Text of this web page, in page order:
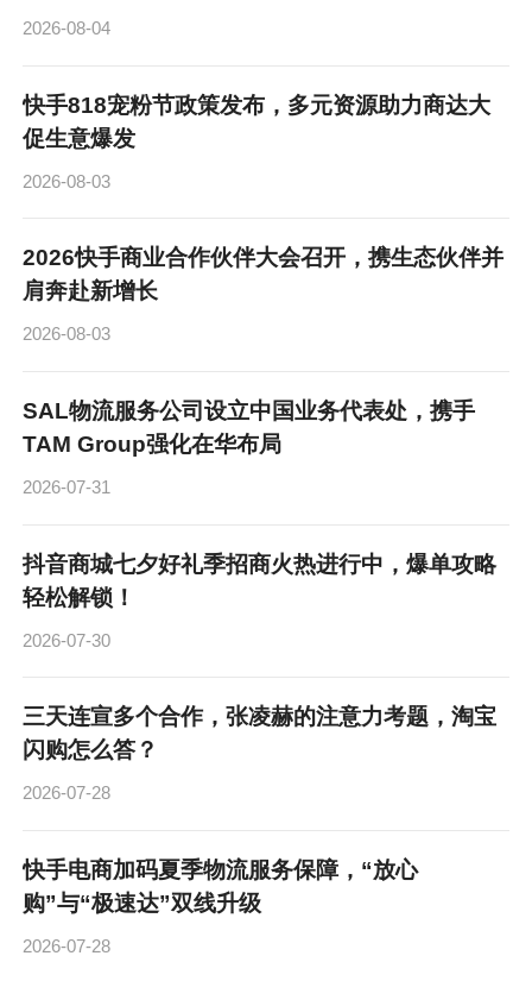
2026-08-04
快手818宠粉节政策发布，多元资源助力商达大
促生意爆发
2026-08-03
2026快手商业合作伙伴大会召开，携生态伙伴并
肩奔赴新增长
2026-08-03
SAL物流服务公司设立中国业务代表处，携手
TAM Group强化在华布局
2026-07-31
抖音商城七夕好礼季招商火热进行中，爆单攻略
轻松解锁！
2026-07-30
三天连宣多个合作，张凌赫的注意力考题，淘宝
闪购怎么答？
2026-07-28
快手电商加码夏季物流服务保障，“放心
购”与“极速达”双线升级
2026-07-28